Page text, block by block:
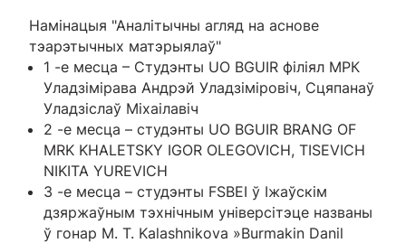
Намінацыя "Аналітычны агляд на аснове
тэарэтычных матэрыялаў"
1 -е месца – Студэнты UO BGUIR філіял МРК
Уладзімірава Андрэй Уладзіміровіч, Сцяпанаў
Уладзіслаў Міхаілавіч
2 -е месца – студэнты UO BGUIR BRANG OF
MRK KHALETSKY IGOR OLEGOVICH, TISEVICH
NIKITA YUREVICH
3 -е месца – студэнты FSBEI ў Іжаўскім
дзяржаўным тэхнічным універсітэце названы
ў гонар M. T. Kalashnikova »Burmakin Danil